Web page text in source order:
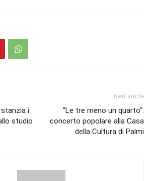
i
studio
Next article
“Le tre meno un quarto”:
concerto popolare alla Casa
della Cultura di Palmi